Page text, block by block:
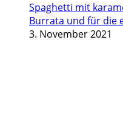
Spaghetti mit
Burrata und für die
3. November 2021